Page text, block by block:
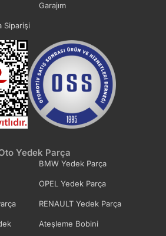
Garajım
Siparişi
Yedek Parça
BMW Yedek Parça
OPEL Yedek Parça
RENAULT Yedek Parça
Ateşleme Bobini